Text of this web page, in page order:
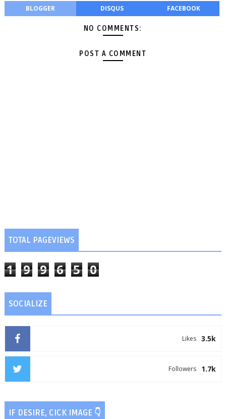
BLOGGER DISQUS FACEBOOK
NO COMMENTS:
POST A COMMENT
TOTAL PAGEVIEWS
1 9 9 6 5 0
SOCIALIZE
3.5k
Likes
1.7k
Followers
IF DESIRE, CICK IMAGE 👇